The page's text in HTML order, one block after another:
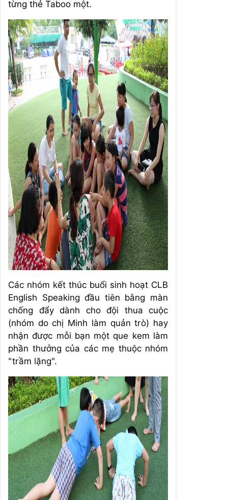
từng thẻ Taboo một.
Các nhóm kết thúc buổi sinh hoạt CLB
English Speaking đầu tiên bằng màn
chống đẩy dành cho đội thua cuộc
(nhóm do chị Minh làm quản trò) hay
nhận được mỗi bạn một que kem làm
phần thưởng của các mẹ thuộc nhóm
"trầm lặng".